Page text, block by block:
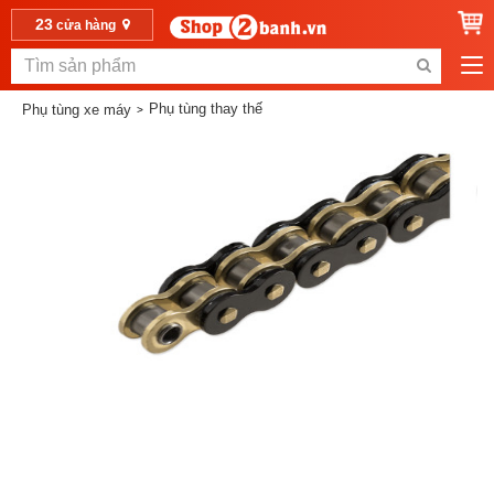
23cửa hàng
Phụ tùng xe máy Phụ tùng thay thế